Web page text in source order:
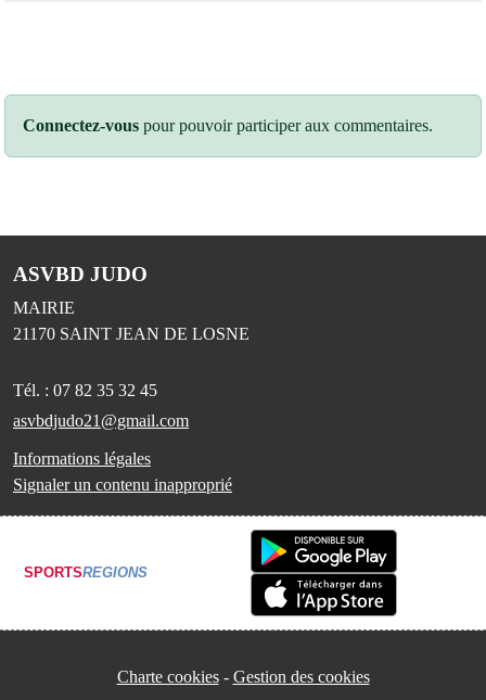
Connectez-vous pour pouvoir participer aux commentaires.
ASVBD JUDO
MAIRIE
21170 SAINT JEAN DE LOSNE
Tél. : 07 82 35 32 45
asvbdjudo21@gmail.com
Informations légales
Signaler un contenu inapproprié
SPORTSREGIONS
Charte cookies Gestion des cookies